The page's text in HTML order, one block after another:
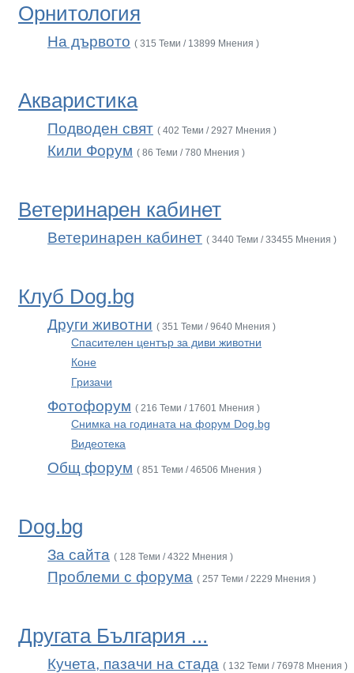
Орнитология
На дървото ( 315 Теми / 13899 Мнения )
Акваристика
Подводен свят ( 402 Теми / 2927 Мнения )
Кили Форум ( 86 Теми / 780 Мнения )
Ветеринарен кабинет
Ветеринарен кабинет ( 3440 Теми / 33455 Мнения )
Клуб Dog.bg
Други животни ( 351 Теми / 9640 Мнения )
Спасителен център за диви животни
Коне
Гризачи
Фотофорум ( 216 Теми / 17601 Мнения )
Снимка на годината на форум Dog.bg
Видеотека
Общ форум ( 851 Теми / 46506 Мнения )
Dog.bg
За сайта ( 128 Теми / 4322 Мнения )
Проблеми с форума ( 257 Теми / 2229 Мнения )
Другата България ...
Кучета, пазачи на стада ( 132 Теми / 76978 Мнения )